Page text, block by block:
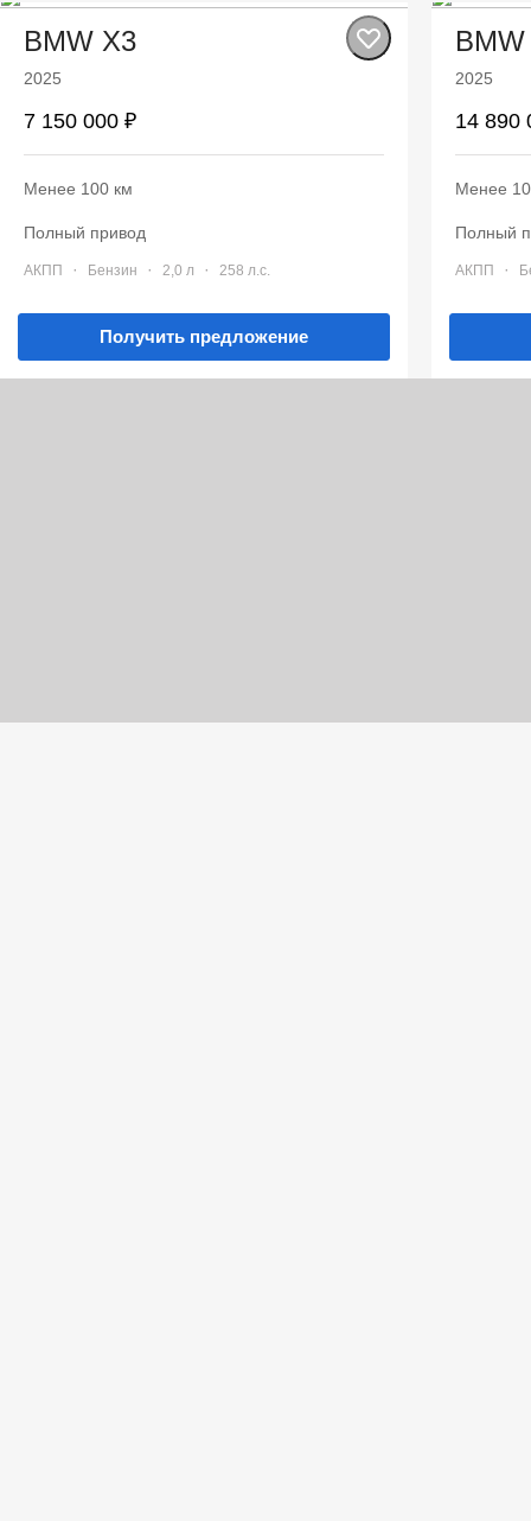
BMW X3
2025
7 150 000 ₽
Менее 100 км
полный привод
АКПП · Бензин · 2,0 л · 258 л.с.
Получить предложение
2025
14 890
Менее
полный
АКПП ·